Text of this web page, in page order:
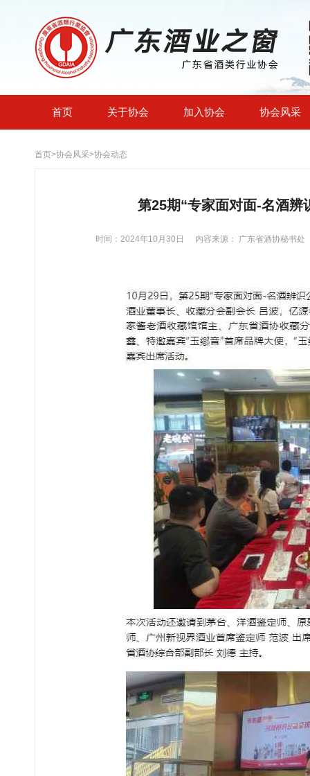
首页 关于协会 加入协会 协会风采
首页>协会风采>协会动态
第25期“专家面对面-名酒辨
时间：2024年10月30日 内容来源： 广东省酒协秘书处